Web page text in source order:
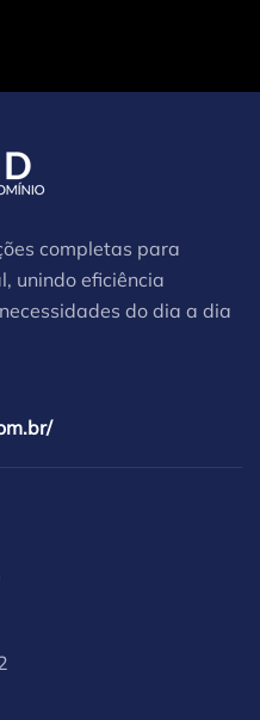
completas para
unindo eficiência
do dia a dia